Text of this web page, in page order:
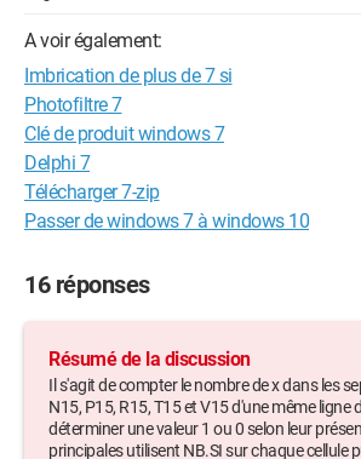
cordialement,
A voir également:
Imbrication de plus de 7 si
Photofiltre 7
Clé de produit windows 7
Delphi 7
Télécharger 7-zip
Passer de windows 7 à windows 10
16 réponses
Résumé de la discussion
Il s'agit de compter le nombre de x dans les
N15, P15, R15, T15 et V15 d'une même ligne
déterminer une valeur 1 ou 0 selon leur
principales utilisent NB.SI sur chaque cellule